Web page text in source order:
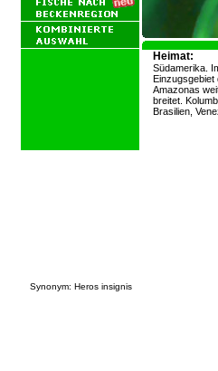
Heimat:
Südamerika.
Einzugsgebiet
Amazonas
breitet.
Brasilien,
Synonym: Heros insignis